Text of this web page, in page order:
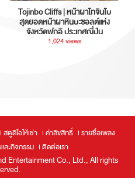
Tojinbo Cliffs | หน้าผาโทจินโบ
สุดยอดหน้าผาหินบะซอลต์แห่ง
จังหวัดฟุกุอิ ประเทศญี่ปุ่น
1,024 views
สตูดิโอให้เช่า ค่าลิขสิทธิ์
รายชื่อเพลง
ละกิจกรรม ติดต่อเรา
Entertainment Co., Ltd., All rights